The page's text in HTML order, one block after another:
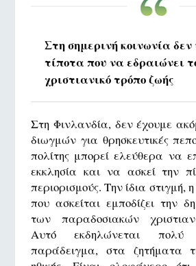
Στη σημερινή κοινωνία
τίποτα που να εδραιώνει
χριστιανικό τρόπο ζωής
Στη Φινλανδία, δεν έχουμε
διωγμών για θρησκευτικές
πολίτης μπορεί ελεύθερα να
εκκλησία και να ασκεί την
περιορισμούς. Την ίδια στιγμή,
που ασκείται εμποδίζει την
των παραδοσιακών
Αυτό εκδηλώνεται πολύ
παράδειγμα, στα ζητήματα